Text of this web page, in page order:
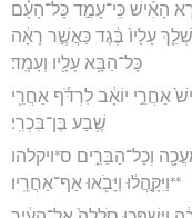
הָאִ֜ישׁ כִּֽי־עָמַ֣ד כָּל־הָעָ֗ם
עָלָיו֙ בֶּ֔גֶד כַּאֲשֶׁ֣ר רָאָ֔ה
כָּל־הַבָּ֥א עָלָ֖יו וְעָמָֽד׃
אַחֲרֵ֣י יוֹאָ֔ב לִרְדֹּ֕ף אַחֲרֵ֖י
שֶׁ֥בַע בֶּן־בִּכְרִֽי׃
וְכָל־הַבֵּרִ֑ים ס*ויקלהו
**וַיִּקָּ֣הֲל֔וּ וַיָּבֹ֖אוּ אַף־אַחֲרָֽיו׃